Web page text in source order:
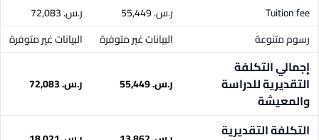
Tuition fee
ر.س.‏ 55,449
ر.س.‏ 72,083
رسوم متنوعة
البيانات غير متوفرة البيانات غير متوفرة
إجمالي التكلفة
التقديرية للدراسة
والمعيشة
ر.س.‏ 55,449 ر.س.‏ 72,083
التكلفة التقديرية